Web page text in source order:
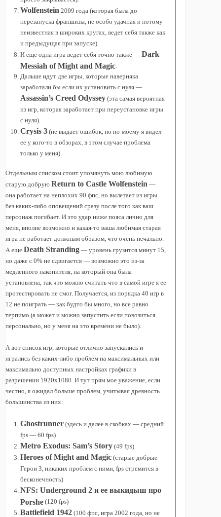
Wolfenstein 2009 года (которая была до
перезапуска франшизы, не особо удачная и потому
неизвестная в широких кругах, ведет себя также как
и предыдущая при запуске).
И еще одна игра ведет себя точно также — Dark
Messiah of Might and Magic.
Дальше идут две игры, которые наверняка
заработали бы если их установить с нуля —
Assassin’s Creed Odyssey(эта самая вероятная
из игр, которая заработает при переустановке игры
с нуля).
Crysis 3(не выдает ошибок, но по-моему я видел
ее у кого-то в обзорах, в этом случае проблема
только у меня).
Отдельным списком стоит упомянуть мою любимую
старую добрую Return to Castle Wolfenstein —
она работает на неплохих 90 фпс, но вылетает из игры
без каких-либо оповещений сразу после того как ваш
персонаж погибает. И это удар ниже пояса лично для
меня, вполне возможно и какая-то ваша любимая старая
игра не работает должным образом, что очень печально.
А еще Death Stranding— уровень грузится минут 15,
но даже с 0% не сдвигается — возможно это из-за
медленного накопителя, на который она была
установлена, так что можно считать что в самой игре я ее
протестировать не смог. Получается, из порядка 40 игр в
12 не поиграть — как будто бы много, но все равно
терпимо (а может и можно запустить если повозиться
персонально, но у меня на это времени не было).
А вот список игр, которые отлично запускались и
игрались без каких-либо проблем на максимальных или
максимально доступных настройках графики в
разрешении 1920х1080. И тут прям мое уважение, если
честно, я ожидал больше проблем, учитывая древность
большинства из них:
Ghostrunner(здесь и далее в скобках — средний
fps — 60 fps)
Metro Exodus: Sam’s Story(49 fps)
Heroes of Might and Magic(старые добрые
Герои 3, никаких проблем с ними, fps стремится в
бесконечность)
NFS: Underground 2 и ее выкидыш про
Porshe(120 fps)
Battlefield 1942(100 фпс, игра 2002 года, но не